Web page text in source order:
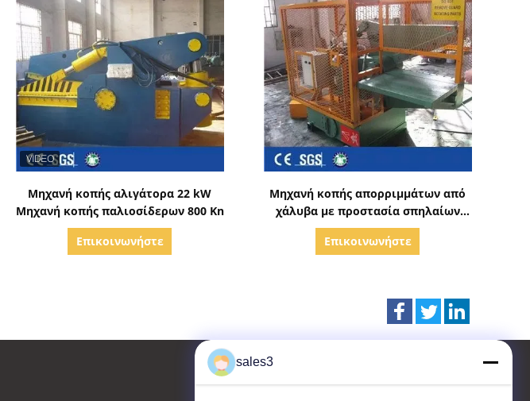
Μηχανή κοπής αλιγάτορα 22 kW
Μηχανή κοπής παλιοσίδερων 800 Kn
Επικοινωνήστε
Μηχανή κοπής απορριμμάτων από
χάλυβα με προστασία σπηλαίων
εξοικονομεί χρόνο
Επικοινωνήστε
sales3